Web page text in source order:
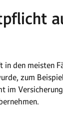
den meisten
zum
im